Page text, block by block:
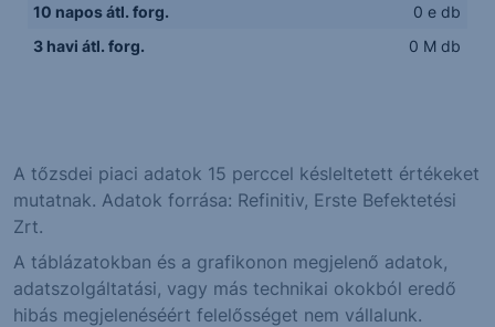
10 napos átl. forg.
0 e db
3 havi átl. forg.
0 M db
A tőzsdei piaci adatok 15 perccel késleltetett értékeket
mutatnak. Adatok forrása: Refinitiv, Erste Befektetési
Zrt.
A táblázatokban és a grafikonon megjelenő adatok,
adatszolgáltatási, vagy más technikai okokból eredő
hibás megjelenéséért felelősséget nem vállalunk.